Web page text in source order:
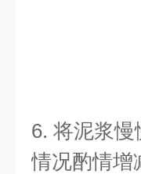
6. 将泥浆
情况酌情增